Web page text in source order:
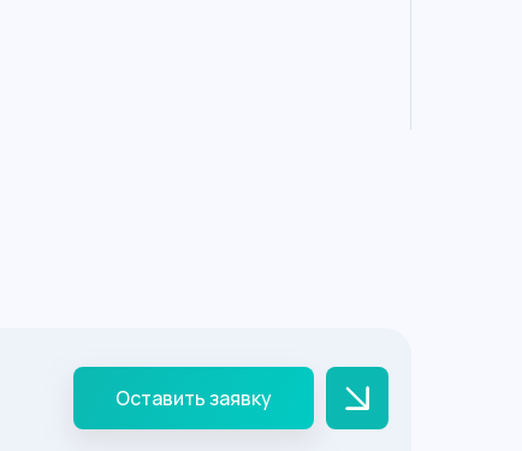
Оставить заявку